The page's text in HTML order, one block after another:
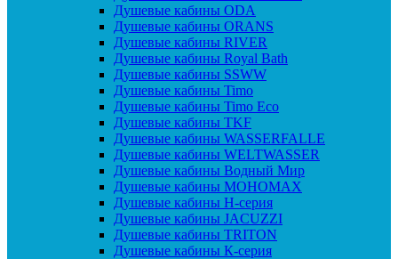
Душевые кабины ODA
Душевые кабины ORANS
Душевые кабины RIVER
Душевые кабины Royal Bath
Душевые кабины SSWW
Душевые кабины Timo
Душевые кабины Timo Eco
Душевые кабины TKF
Душевые кабины WASSERFALLE
Душевые кабины WELTWASSER
Душевые кабины Водный Мир
Душевые кабины МОНОМАХ
Душевые кабины H-серия
Душевые кабины JACUZZI
Душевые кабины TRITON
Душевые кабины К-серия